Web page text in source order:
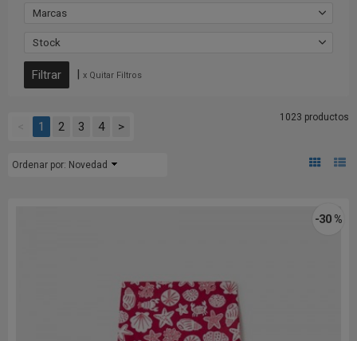
Marcas
Stock
| x Quitar Filtros
1 2 3 4 >
1023 productos
Ordenar por: Novedad
-30 %